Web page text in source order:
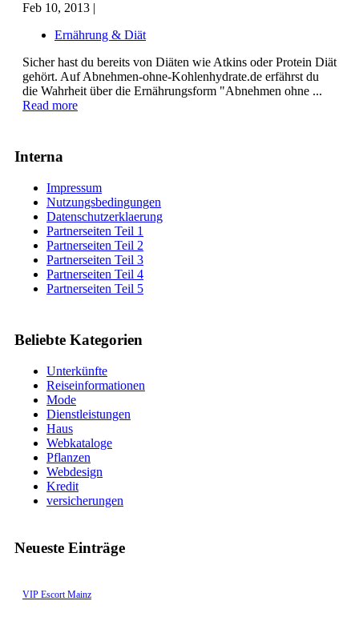
Beliebte Kategorien
Unterkünfte
Reiseinformationen
Mode
Dienstleistungen
Haus
Webkataloge
Pflanzen
Webdesign
Kredit
versicherungen
Neueste Einträge
VIP Escort Mainz
Feb 10, 2013 |
Ernährung & Diät
Sicher hast du bereits von Diäten wie Atkins oder Protein Diät
gehört. Auf Abnehmen-ohne-Kohlenhydrate.de erfährst du
die Wahrheit über die Ernährungsform "Abnehmen ohne ...
Read more
Interna
Impressum
Nutzungsbedingungen
Datenschutzerklaerung
Partnerseiten Teil 1
Partnerseiten Teil 2
Partnerseiten Teil 3
Partnerseiten Teil 4
Partnerseiten Teil 5